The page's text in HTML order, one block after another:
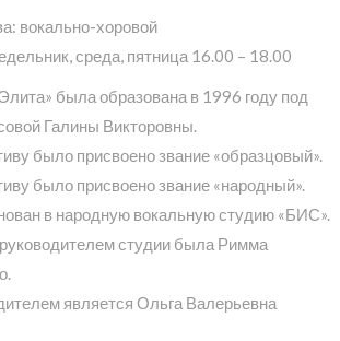
вокально-хоровой
среда, пятница 16.00 – 18.00
была образована в 1996 году под
Галины Викторовны.
было присвоено звание «образцовый».
было присвоено звание «народный».
в народную вокальную студию «БИС».
студии была Римма
является Ольга Валерьевна